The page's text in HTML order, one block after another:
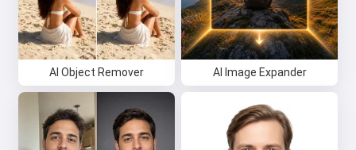
AI Object Remover AI Image Expander